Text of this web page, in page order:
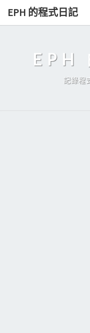
Skip
EPH 的程式日記
EPH
記錄程